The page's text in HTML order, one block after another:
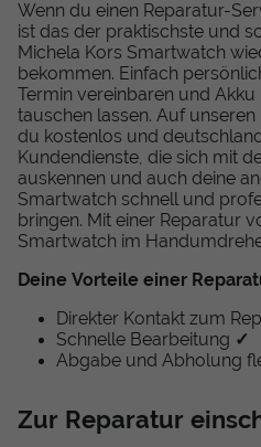
Wenn du einen Reparatur-
ist das der praktischste und
Michela Kors Smartwatch
bekommen. Einfach
Termin vereinbaren und
tauschen lassen. Auf
du kostenlos und
Kundendienste, die sich mit
auskennen und auch deine
Smartwatch schnell und
bringen. Mit einer Reparatur
Smartwatch im
Deine Vorteile einer
Direkter Kontakt zum
Schnelle Bearbeitung ✓
Abgabe und Abholung
Zur Reparatur